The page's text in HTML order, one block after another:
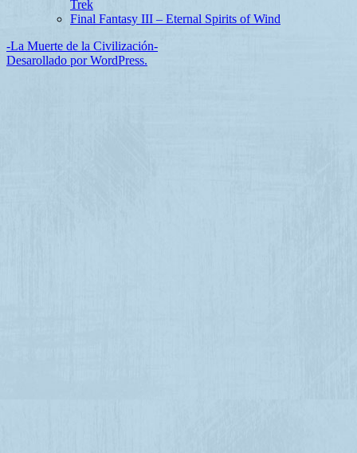
Trek
Final Fantasy III – Eternal Spirits of Wind
-La Muerte de la Civilización-
Desarollado por WordPress.